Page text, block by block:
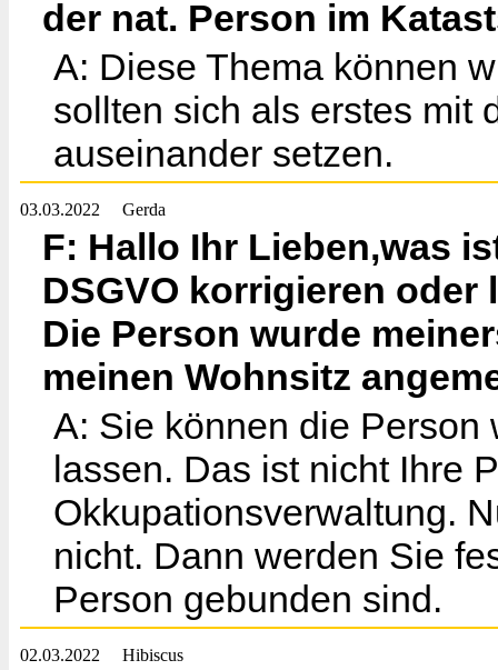
der nat. Person im
A: Diese Thema können
sollten sich als erstes mit
auseinander setzen.
03.03.2022 Gerda
F: Hallo Ihr Lieben,was
DSGVO korrigieren oder
Die Person wurde
meinen Wohnsitz
A: Sie können die Person
lassen. Das ist nicht Ihre
Okkupationsverwaltung.
nicht. Dann werden Sie
Person gebunden sind.
02.03.2022 Hibiscus